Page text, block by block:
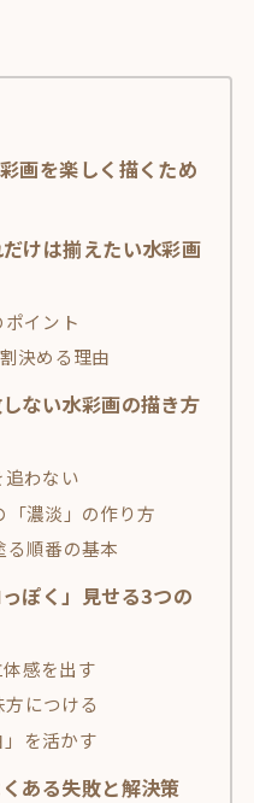
画を楽しく描くため
けは揃えたい水彩画
イント
決める理由
ない水彩画の描き方
わない
濃淡」の作り方
る順番の基本
ぽく」見せる3つの
感を出す
につける
を活かす
ある失敗と解決策